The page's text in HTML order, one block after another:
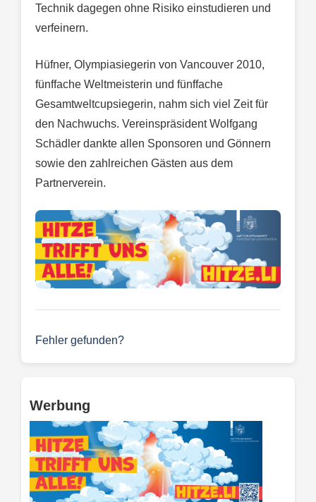
Technik dagegen ohne Risiko einstudieren und
verfeinern.
Hüfner, Olympiasiegerin von Vancouver 2010,
fünffache Weltmeisterin und fünffache
Gesamtweltcupsiegerin, nahm sich viel Zeit für
den Nachwuchs. Vereinspräsident Wolfgang
Schädler dankte allen Sponsoren und Gönnern
sowie den zahlreichen Gästen aus dem
Partnerverein.
Fehler gefunden?
Werbung